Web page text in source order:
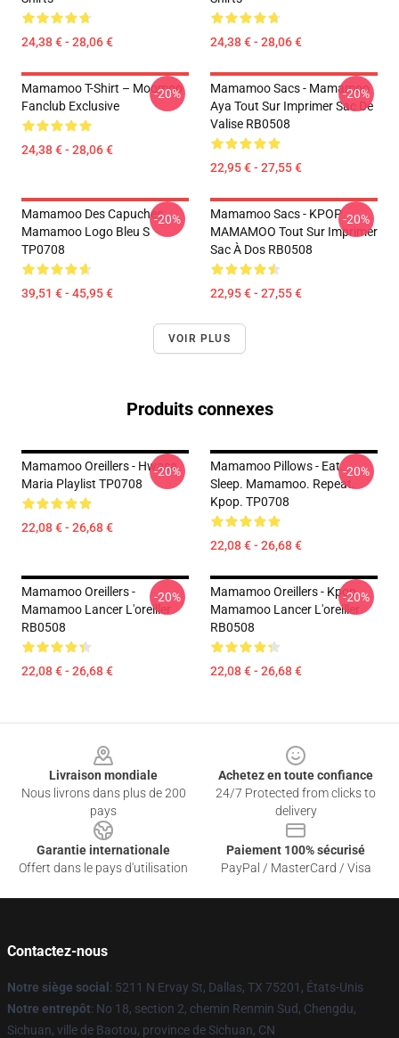
24,38 € - 28,06 € 24,38 € - 28,06 €
Mamamoo T-Shirt – Moomoo
Fanclub Exclusive
24,38 € - 28,06 €
-20%
Mamamoo Sacs - Mamamoo
Aya Tout Sur Imprimer Sac De
Valise RB0508
22,95 € - 27,55 €
-20%
Mamamoo Des Capuches...
Mamamoo Logo Bleu S
TP0708
39,51 € - 45,95 €
-20%
Mamamoo Sacs - KPOP
MAMAMOO Tout Sur Imprimer
Sac À Dos RB0508
22,95 € - 27,55 €
-20%
VOIR PLUS
Produits connexes
Mamamoo Oreillers - Hwasa
Maria Playlist TP0708
22,08 € - 26,68 €
-20%
Mamamoo Pillows - Eat.
Sleep. Mamamoo. Repeat.
Kpop. TP0708
22,08 € - 26,68 €
-20%
Mamamoo Oreillers -
Mamamoo Lancer L'oreiller
RB0508
22,08 € - 26,68 €
-20%
Mamamoo Oreillers - Kpop
Mamamoo Lancer L'oreiller
RB0508
22,08 € - 26,68 €
-20%
Livraison mondiale
Nous livrons dans plus de 200
pays
Achetez en toute confiance
24/7 Protected from clicks to
delivery
Garantie internationale
Offert dans le pays d'utilisation
Paiement 100% sécurisé
PayPal / MasterCard / Visa
Contactez-nous
Notre siège social : 5211 N Ervay St, Dallas, TX 75201, États-Unis
Notre entrepôt: No 18, section 2, chemin Renmin Sud, Chengdu,
Sichuan, ville de Baotou, province de Sichuan, CN